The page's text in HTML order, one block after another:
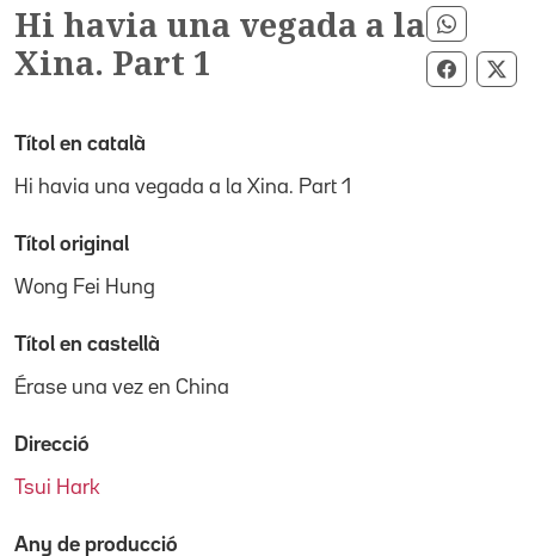
Hi havia una vegada a la
Xina. Part 1
Títol en català
Hi havia una vegada a la Xina. Part 1
Títol original
Wong Fei Hung
Títol en castellà
Érase una vez en China
Direcció
Tsui Hark
Any de producció